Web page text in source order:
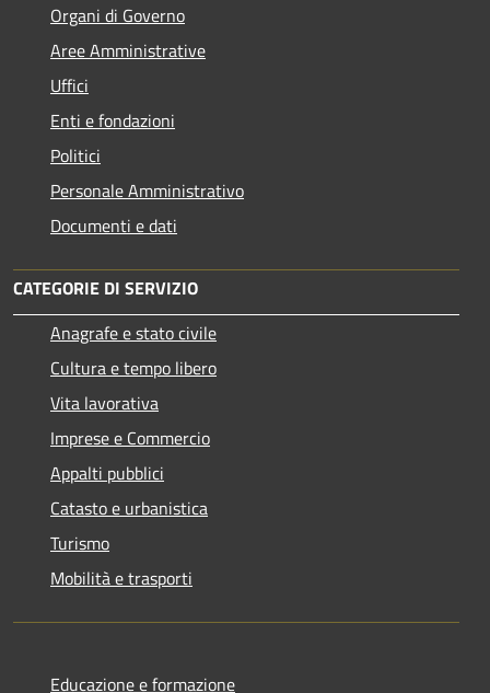
Organi di Governo
Aree Amministrative
Uffici
Enti e fondazioni
Politici
Personale Amministrativo
Documenti e dati
CATEGORIE DI SERVIZIO
Anagrafe e stato civile
Cultura e tempo libero
Vita lavorativa
Imprese e Commercio
Appalti pubblici
Catasto e urbanistica
Turismo
Mobilità e trasporti
Educazione e formazione